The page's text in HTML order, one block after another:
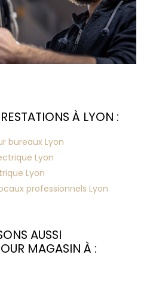
À LYON :
bureaux Lyon
Lyon
Lyon
professionnels Lyon
AUSSI
MAGASIN À :